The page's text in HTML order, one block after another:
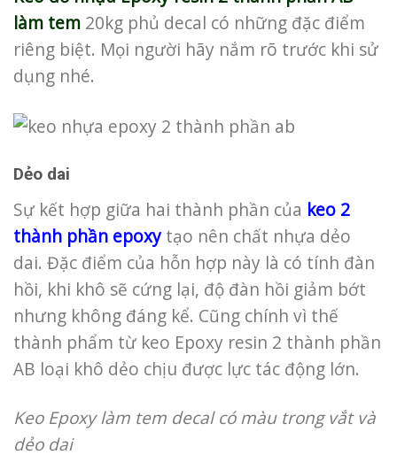
làm tem 20kg phủ decal có những đặc điểm
riêng biệt. Mọi người hãy nắm rõ trước khi sử
dụng nhé.
Dẻo dai
Sự kết hợp giữa hai thành phần của keo 2
thành phần epoxytạo nên chất nhựa dẻo
dai. Đặc điểm của hỗn hợp này là có tính đàn
hồi, khi khô sẽ cứng lại, độ đàn hồi giảm bớt
nhưng không đáng kể. Cũng chính vì thế
thành phẩm từ keo Epoxy resin 2 thành phần
AB loại khô dẻo chịu được lực tác động lớn.
Keo Epoxy làm tem decal có màu trong vắt và
dẻo dai